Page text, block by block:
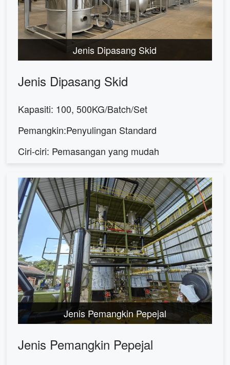
Jenis Dipasang Skid
Jenis Dipasang Skid
Kapasiti: 100, 500KG/Batch/Set
Pemangkin:Penyulingan Standard
Ciri-ciri: Pemasangan yang mudah
Jenis Pemangkin Pepejal
Jenis Pemangkin Pepejal